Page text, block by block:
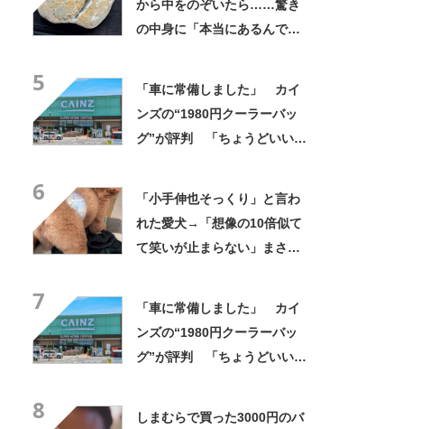
から中をのぞいたら……驚き
の中身に「本当にあるんです
5
「車に常備しました」 カイ
ンズの“1980円クーラーバッ
グ”が評判 「ちょうどいい大
6
「小手伸也そっくり」と言わ
れた愛犬→「想像の10倍似て
て笑いが止まらない」まさか
7
「車に常備しました」 カイ
ンズの“1980円クーラーバッ
グ”が評判 「ちょうどいい大
8
しまむらで買った3000円のバ